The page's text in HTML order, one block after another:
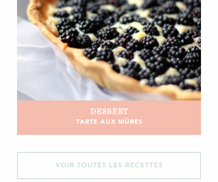
DESSERT
TARTE AUX MÛRES
VOIR TOUTES LES RECETTES